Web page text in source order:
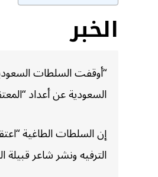
الخبر
السعودية عن أعداد
إن السلطات الطاغية
الترفيه ونشر شاعر قبيلة الشرارات عايد رغيان